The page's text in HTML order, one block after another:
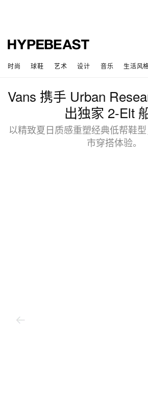
时尚 球鞋 艺术 设计 音乐 生活风
Vans 携手 Urban
出独家 2-Elt
以精致夏日质感重塑经典低帮鞋
市穿搭体验。